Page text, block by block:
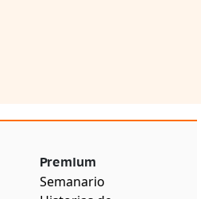
Premium
Semanario